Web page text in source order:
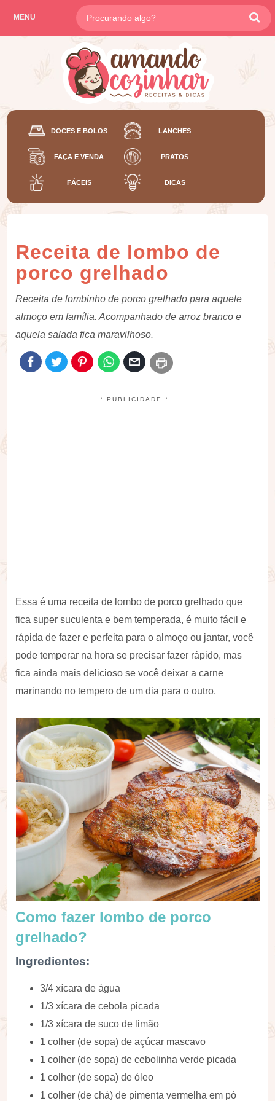
MENU
DOCES E BOLOS LANCHES
FAÇA E VENDA PRATOS
FÁCEIS DICAS
Receita de lombo de
porco grelhado
Receita de lombinho de porco grelhado para aquele
almoço em família. Acompanhado de arroz branco e
aquela salada fica maravilhoso.
* PUBLICIDADE *
Essa é uma receita de lombo de porco grelhado que
fica super suculenta e bem temperada, é muito fácil e
rápida de fazer e perfeita para o almoço ou jantar, você
pode temperar na hora se precisar fazer rápido, mas
fica ainda mais delicioso se você deixar a carne
marinando no tempero de um dia para o outro.
Como fazer lombo de porco
grelhado?
Ingredientes:
3/4 xícara de água
1/3 xícara de cebola picada
1/3 xícara de suco de limão
1 colher (de sopa) de açúcar mascavo
1 colher (de sopa) de cebolinha verde picada
1 colher (de sopa) de óleo
1 colher (de chá) de pimenta vermelha em pó